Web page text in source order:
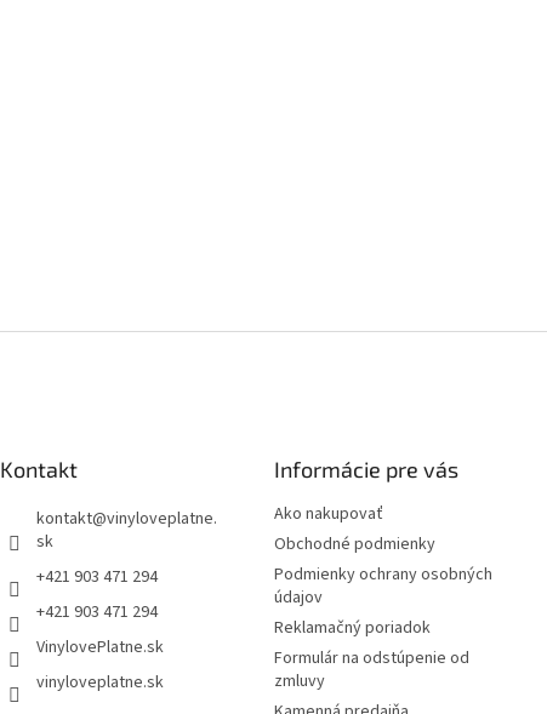
Kontakt
kontakt@vinyloveplatne.
sk
+421 903 471 294
+421 903 471 294
VinylovePlatne.sk
vinyloveplatne.sk
Informácie pre vás
Ako nakupovať
Obchodné podmienky
Podmienky ochrany osobných
údajov
Reklamačný poriadok
Formulár na odstúpenie od
zmluvy